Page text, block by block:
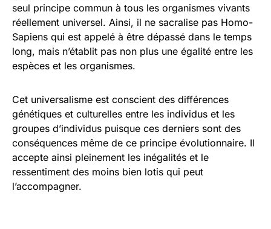
seul principe commun à tous les organismes vivants
réellement universel. Ainsi, il ne sacralise pas Homo-
Sapiens qui est appelé à être dépassé dans le temps
long, mais n’établit pas non plus une égalité entre les
espèces et les organismes.
Cet universalisme est conscient des différences
génétiques et culturelles entre les individus et les
groupes d’individus puisque ces derniers sont des
conséquences même de ce principe évolutionnaire. Il
accepte ainsi pleinement les inégalités et le
ressentiment des moins bien lotis qui peut
l’accompagner.